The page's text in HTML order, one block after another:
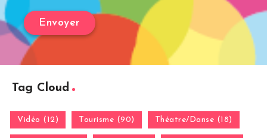
Tag Cloud
Vidéo (12) Tourisme (90) Théatre/Danse (18)